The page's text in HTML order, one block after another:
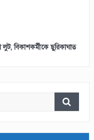
বিকাশকর্মীকে ছুরিকাঘাত